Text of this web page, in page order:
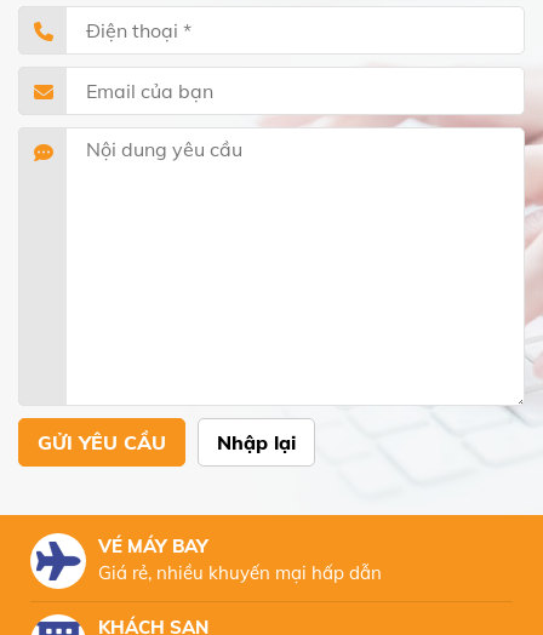
GỬI YÊU CẦU Nhập lại
VÉ MÁY BAY
Giá rẻ, nhiều khuyến mại hấp dẫn
KHÁCH SẠN